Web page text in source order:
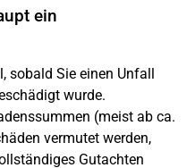
ein
Sie einen Unfall
wurde.
(meist ab ca.
vermutet werden,
Gutachten